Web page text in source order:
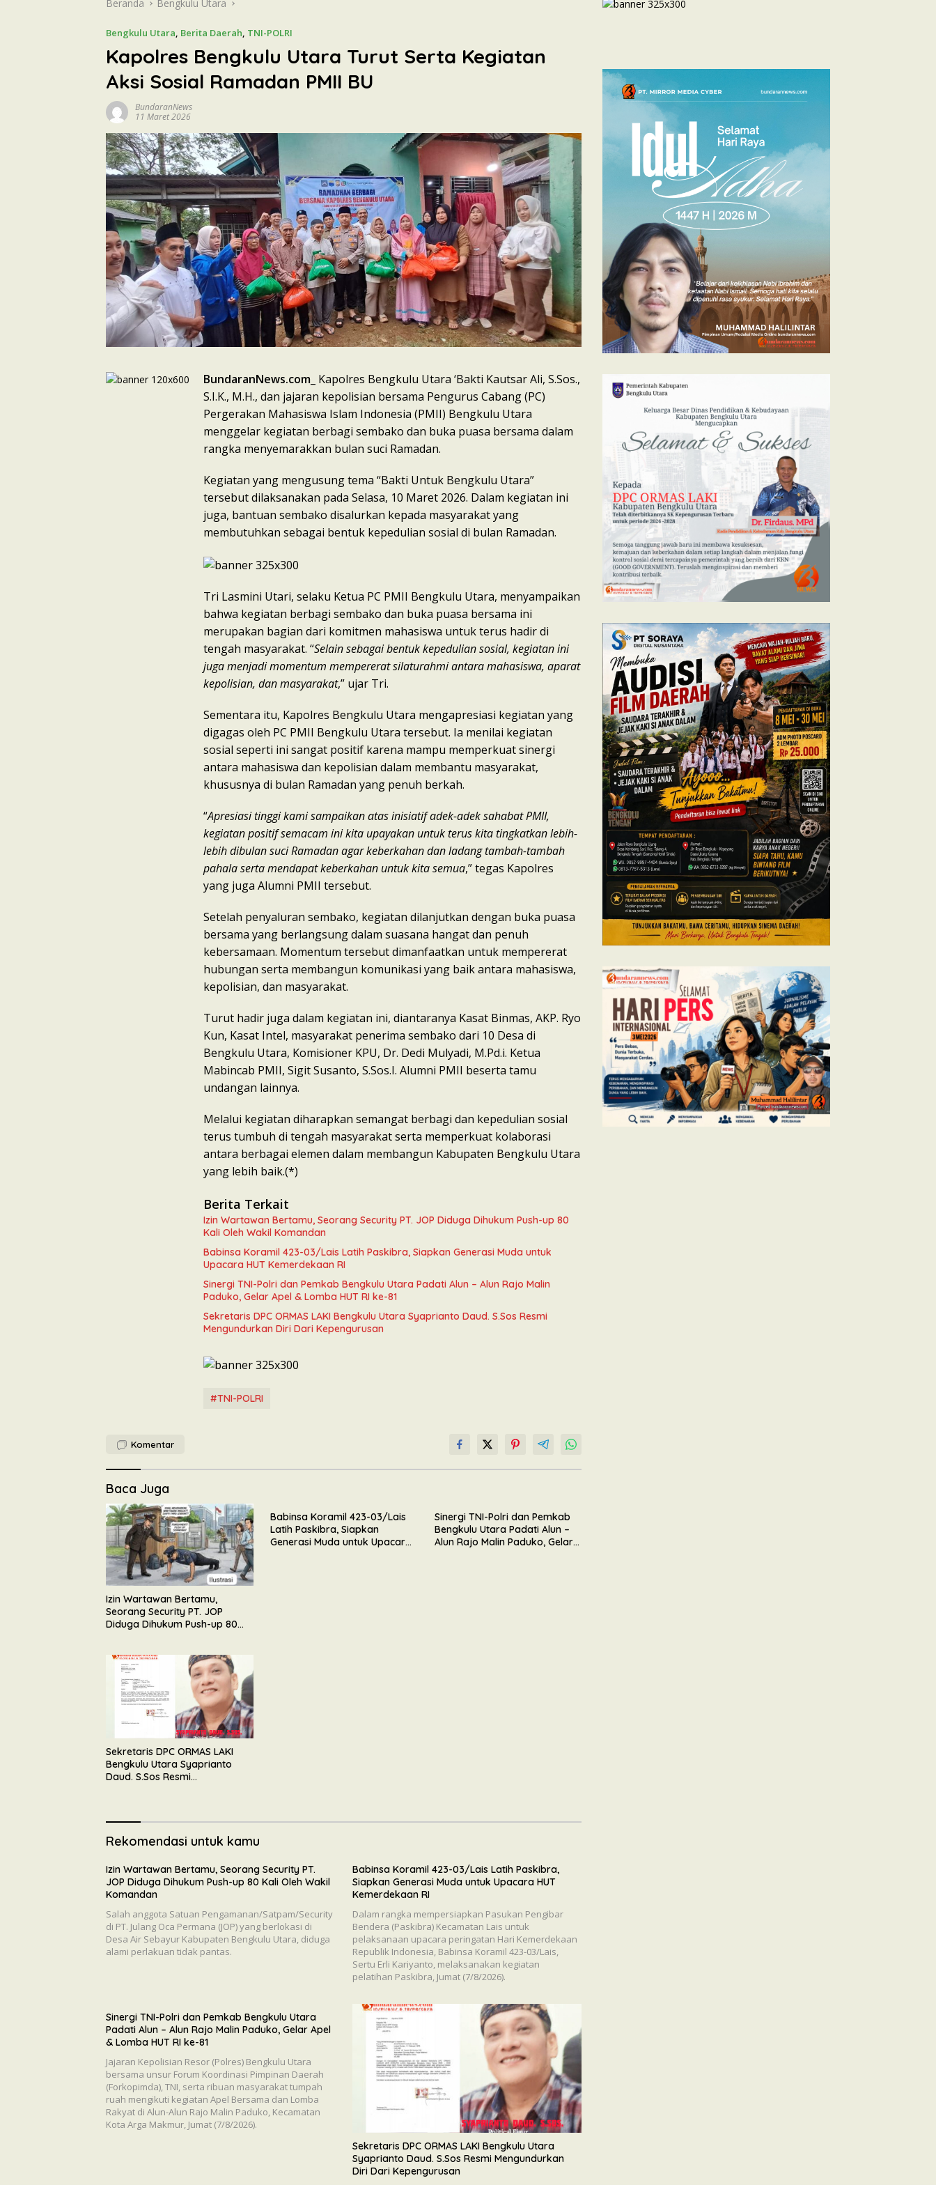
Beranda Bengkulu Utara
Bengkulu Utara, Berita Daerah, TNI-POLRI
Kapolres Bengkulu Utara Turut Serta Kegiatan
Aksi Sosial Ramadan PMII BU
BundaranNews
11 Maret 2026
BundaranNews.com _ Kapolres Bengkulu Utara ‘Bakti Kautsar Ali, S.Sos.,
S.I.K., M.H., dan jajaran kepolisian bersama Pengurus Cabang (PC)
Pergerakan Mahasiswa Islam Indonesia (PMII) Bengkulu Utara
menggelar kegiatan berbagi sembako dan buka puasa bersama dalam
rangka menyemarakkan bulan suci Ramadan.
Kegiatan yang mengusung tema “Bakti Untuk Bengkulu Utara”
tersebut dilaksanakan pada Selasa, 10 Maret 2026. Dalam kegiatan ini
juga, bantuan sembako disalurkan kepada masyarakat yang
membutuhkan sebagai bentuk kepedulian sosial di bulan Ramadan.
Tri Lasmini Utari, selaku Ketua PC PMII Bengkulu Utara, menyampaikan
bahwa kegiatan berbagi sembako dan buka puasa bersama ini
merupakan bagian dari komitmen mahasiswa untuk terus hadir di
tengah masyarakat. “Selain sebagai bentuk kepedulian sosial, kegiatan ini
juga menjadi momentum mempererat silaturahmi antara mahasiswa, aparat
kepolisian, dan masyarakat,” ujar Tri.
Sementara itu, Kapolres Bengkulu Utara mengapresiasi kegiatan yang
digagas oleh PC PMII Bengkulu Utara tersebut. Ia menilai kegiatan
sosial seperti ini sangat positif karena mampu memperkuat sinergi
antara mahasiswa dan kepolisian dalam membantu masyarakat,
khususnya di bulan Ramadan yang penuh berkah.
“Apresiasi tinggi kami sampaikan atas inisiatif adek-adek sahabat PMII,
kegiatan positif semacam ini kita upayakan untuk terus kita tingkatkan lebih-
lebih dibulan suci Ramadan agar keberkahan dan ladang tambah-tambah
pahala serta mendapat keberkahan untuk kita semua,” tegas Kapolres
yang juga Alumni PMII tersebut.
Setelah penyaluran sembako, kegiatan dilanjutkan dengan buka puasa
bersama yang berlangsung dalam suasana hangat dan penuh
kebersamaan. Momentum tersebut dimanfaatkan untuk mempererat
hubungan serta membangun komunikasi yang baik antara mahasiswa,
kepolisian, dan masyarakat.
Turut hadir juga dalam kegiatan ini, diantaranya Kasat Binmas, AKP. Ryo
Kun, Kasat Intel, masyarakat penerima sembako dari 10 Desa di
Bengkulu Utara, Komisioner KPU, Dr. Dedi Mulyadi, M.Pd.i. Ketua
Mabincab PMII, Sigit Susanto, S.Sos.I. Alumni PMII beserta tamu
undangan lainnya.
Melalui kegiatan diharapkan semangat berbagi dan kepedulian sosial
terus tumbuh di tengah masyarakat serta memperkuat kolaborasi
antara berbagai elemen dalam membangun Kabupaten Bengkulu Utara
yang lebih baik.(*)
Berita Terkait
Izin Wartawan Bertamu, Seorang Security PT. JOP Diduga Dihukum Push-up 80
Kali Oleh Wakil Komandan
Babinsa Koramil 423-03/Lais Latih Paskibra, Siapkan Generasi Muda untuk
Upacara HUT Kemerdekaan RI
Sinergi TNI-Polri dan Pemkab Bengkulu Utara Padati Alun – Alun Rajo Malin
Paduko, Gelar Apel & Lomba HUT RI ke-81
Sekretaris DPC ORMAS LAKI Bengkulu Utara Syaprianto Daud. S.Sos Resmi
Mengundurkan Diri Dari Kepengurusan
#TNI-POLRI
Komentar
Baca Juga
Izin Wartawan Bertamu,
Seorang Security PT. JOP
Diduga Dihukum Push-up 80
Babinsa Koramil 423-03/Lais
Latih Paskibra, Siapkan
Generasi Muda untuk Upacara
Sinergi TNI-Polri dan Pemkab
Bengkulu Utara Padati Alun –
Alun Rajo Malin Paduko, Gelar
Sekretaris DPC ORMAS LAKI
Bengkulu Utara Syaprianto
Daud. S.Sos Resmi
Rekomendasi untuk kamu
Izin Wartawan Bertamu, Seorang Security PT.
JOP Diduga Dihukum Push-up 80 Kali Oleh Wakil
Komandan
Salah anggota Satuan Pengamanan/Satpam/Security
di PT. Julang Oca Permana (JOP) yang berlokasi di
Desa Air Sebayur Kabupaten Bengkulu Utara, diduga
alami perlakuan tidak pantas.
Babinsa Koramil 423-03/Lais Latih Paskibra,
Siapkan Generasi Muda untuk Upacara HUT
Kemerdekaan RI
Dalam rangka mempersiapkan Pasukan Pengibar
Bendera (Paskibra) Kecamatan Lais untuk
pelaksanaan upacara peringatan Hari Kemerdekaan
Republik Indonesia, Babinsa Koramil 423-03/Lais,
Sertu Erli Kariyanto, melaksanakan kegiatan
pelatihan Paskibra, Jumat (7/8/2026).
Sinergi TNI-Polri dan Pemkab Bengkulu Utara
Padati Alun – Alun Rajo Malin Paduko, Gelar Apel
& Lomba HUT RI ke-81
Jajaran Kepolisian Resor (Polres) Bengkulu Utara
bersama unsur Forum Koordinasi Pimpinan Daerah
(Forkopimda), TNI, serta ribuan masyarakat tumpah
ruah mengikuti kegiatan Apel Bersama dan Lomba
Rakyat di Alun-Alun Rajo Malin Paduko, Kecamatan
Kota Arga Makmur, Jumat (7/8/2026).
Sekretaris DPC ORMAS LAKI Bengkulu Utara
Syaprianto Daud. S.Sos Resmi Mengundurkan
Diri Dari Kepengurusan